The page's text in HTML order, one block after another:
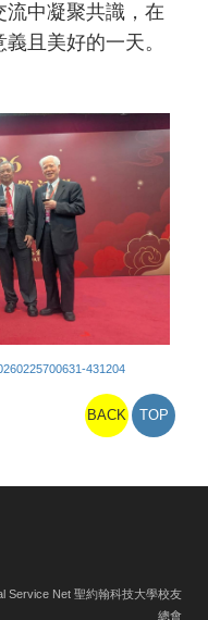
流中凝聚共識，在
且美好的一天。
431204
BACK TOP
Service Net 聖約翰科技大學校友
總會